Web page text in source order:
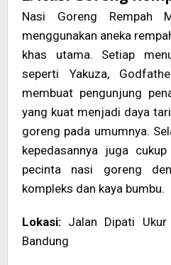
Nasi Goreng Rempah
menggunakan aneka
khas utama. Setiap
seperti Yakuza,
membuat pengunjung
yang kuat menjadi daya
goreng pada umumnya.
kepedasannya juga
pecinta nasi goreng
kompleks dan kaya bumbu.
Lokasi: Jalan Dipati
Bandung